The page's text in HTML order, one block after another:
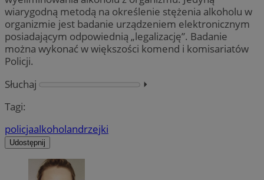
wiarygodną metodą na określenie stężenia alkoholu w
organizmie jest badanie urządzeniem elektronicznym
posiadającym odpowiednią „legalizację”. Badanie
można wykonać w większości komend i komisariatów
Policji.
Słuchaj
⏵︎
Tagi:
policjaalkoholandrzejki
Udostępnij